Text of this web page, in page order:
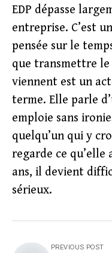
EDP dépasse
entreprise. C’est
pensée sur le
que transmettre
viennent est un
terme. Elle parle
emploie sans
quelqu’un qui y
regarde ce qu’elle
ans, il devient
sérieux.
PREVIOUS POST